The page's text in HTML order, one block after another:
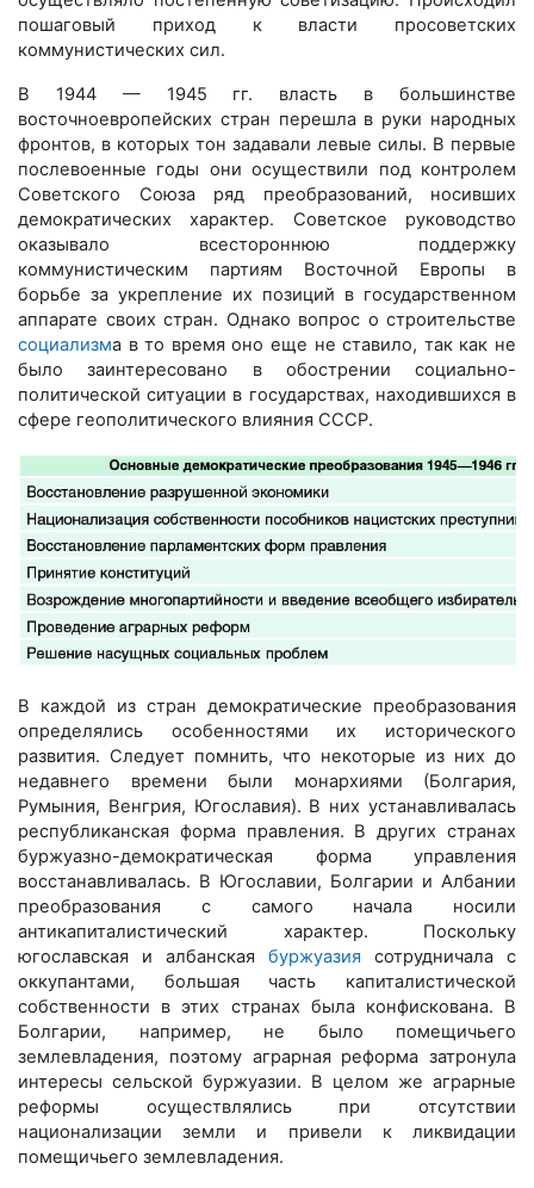
пошаговый приход к власти просоветских
коммунистических сил.
В 1944 — 1945 гг. власть в большинстве
восточноевропейских стран перешла в руки народных
фронтов, в которых тон задавали левые силы. В первые
послевоенные годы они осуществили под контролем
Советского Союза ряд преобразований, носивших
демократических характер. Советское руководство
оказывало всестороннюю поддержку
коммунистическим партиям Восточной Европы в
борьбе за укрепление их позиций в государственном
аппарате своих стран. Однако вопрос о строительстве
социализма в то время оно еще не ставило, так как не
было заинтересовано в обострении социально-
политической ситуации в государствах, находившихся в
сфере геополитического влияния СССР.
В каждой из стран демократические преобразования
определялись особенностями их исторического
развития. Следует помнить, что некоторые из них до
недавнего времени были монархиями (Болгария,
Румыния, Венгрия, Югославия). В них устанавливалась
республиканская форма правления. В других странах
буржуазно-демократическая форма управления
восстанавливалась. В Югославии, Болгарии и Албании
преобразования с самого начала носили
антикапиталистический характер. Поскольку
югославская и албанская буржуазия сотрудничала с
оккупантами, большая часть капиталистической
собственности в этих странах была конфискована. В
Болгарии, например, не было помещичьего
землевладения, поэтому аграрная реформа затронула
интересы сельской буржуазии. В целом же аграрные
реформы осуществлялись при отсутствии
национализации земли и привели к ликвидации
помещичьего землевладения.